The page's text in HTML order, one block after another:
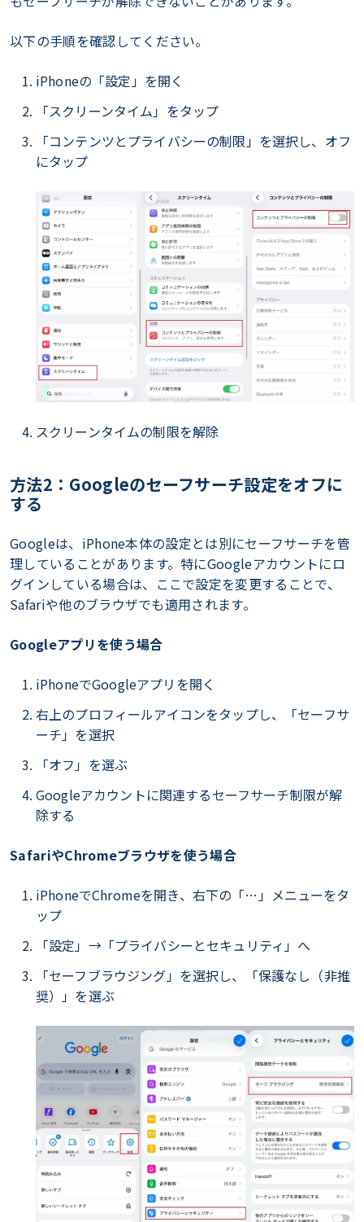
以下の手順を確認してください。
iPhoneの「設定」を開く
「スクリーンタイム」をタップ
「コンテンツとプライバシーの制限」を選択し、オフ
にタップ
スクリーンタイムの制限を解除
方法2：Googleのセーフサーチ設定をオフに
する
Googleは、iPhone本体の設定とは別にセーフサーチを管
理していることがあります。特にGoogleアカウントにロ
グインしている場合は、ここで設定を変更することで、
Safariや他のブラウザでも適用されます。
Googleアプリを使う場合
iPhoneでGoogleアプリを開く
右上のプロフィールアイコンをタップし、「セーフサ
ーチ」を選択
「オフ」を選ぶ
Googleアカウントに関連するセーフサーチ制限が解
除する
SafariやChromeブラウザを使う場合
iPhoneでChromeを開き、右下の「…」メニューをタ
ップ
「設定」→「プライバシーとセキュリティ」へ
「セーフブラウジング」を選択し、「保護なし（非推
奨）」を選ぶ